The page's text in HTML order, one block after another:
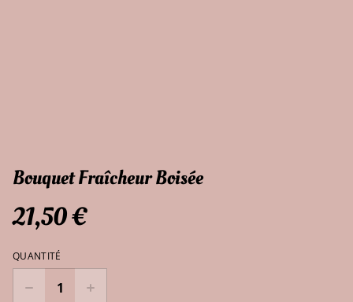
Bouquet Fraîcheur Boisée
21,50 €
QUANTITÉ